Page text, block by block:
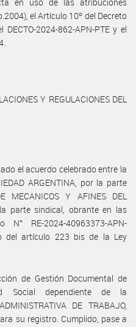
el Artículo 10º del Decreto
2024-862-APN-PTE y el
Y REGULACIONES DEL
el acuerdo celebrado entre la
ARGENTINA, por la parte
MECANICOS Y AFINES DEL
la parte sindical, obrante en las
RE-2024-40963373-APN-
del artículo 223 bis de la Ley
de Gestión Documental de
Social dependiente de la
DE TRABAJO,
su registro. Cumplido, pase a